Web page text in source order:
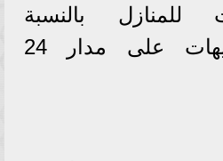
للمنازل بالنسبة
للمطاعم والكافيهات على مدار 24